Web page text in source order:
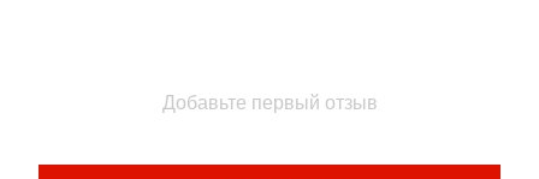
Добавьте первый отзыв